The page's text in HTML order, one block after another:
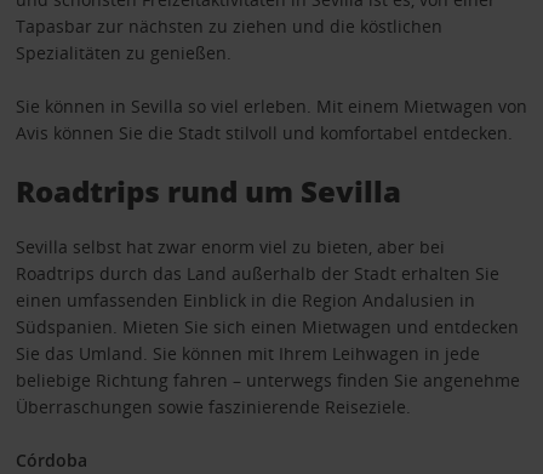
Tapasbar zur nächsten zu ziehen und die köstlichen
Spezialitäten zu genießen.
Sie können in Sevilla so viel erleben. Mit einem Mietwagen von
Avis können Sie die Stadt stilvoll und komfortabel entdecken.
Roadtrips rund um Sevilla
Sevilla selbst hat zwar enorm viel zu bieten, aber bei
Roadtrips durch das Land außerhalb der Stadt erhalten Sie
einen umfassenden Einblick in die Region Andalusien in
Südspanien. Mieten Sie sich einen Mietwagen und entdecken
Sie das Umland. Sie können mit Ihrem Leihwagen in jede
beliebige Richtung fahren – unterwegs finden Sie angenehme
Überraschungen sowie faszinierende Reiseziele.
Córdoba